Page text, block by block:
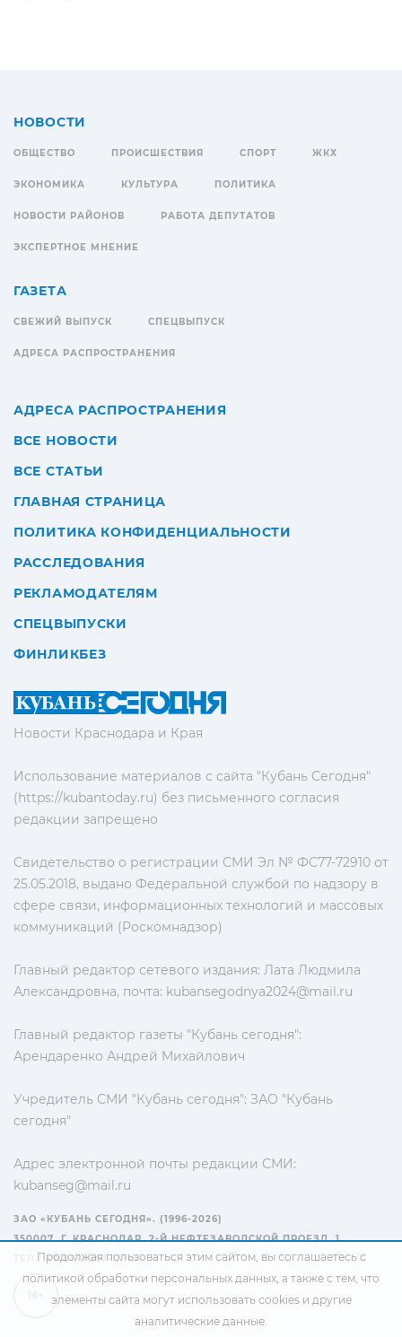
Новости Краснодара и Края
Использование материалов с сайта "Кубань Сегодня"
(https://kubantoday.ru) без письменного согласия
редакции запрещено
Свидетельство о регистрации СМИ Эл № ФС77-72910 от
25.05.2018, выдано Федеральной службой по надзору в
сфере связи, информационных технологий и массовых
коммуникаций (Роскомнадзор)
Главный редактор сетевого издания: Лата Людмила
Александровна, почта: kubansegodnya2024@mail.ru
Главный редактор газеты "Кубань сегодня":
Арендаренко Андрей Михайлович
Учредитель СМИ "Кубань сегодня": ЗАО "Кубань
сегодня"
Адрес электронной почты редакции СМИ:
kubanseg@mail.ru
НОВОСТИ
ОБЩЕСТВО ПРОИСШЕСТВИЯ СПОРТ ЖКХ
ЭКОНОМИКА КУЛЬТУРА ПОЛИТИКА
НОВОСТИ РАЙОНОВ РАБОТА ДЕПУТАТОВ
ЭКСПЕРТНОЕ МНЕНИЕ
ГАЗЕТА
СВЕЖИЙ ВЫПУСК СПЕЦВЫПУСК
АДРЕСА РАСПРОСТРАНЕНИЯ
АДРЕСА РАСПРОСТРАНЕНИЯ
ВСЕ НОВОСТИ
ВСЕ СТАТЬИ
ГЛАВНАЯ СТРАНИЦА
ПОЛИТИКА КОНФИДЕНЦИАЛЬНОСТИ
РАССЛЕДОВАНИЯ
РЕКЛАМОДАТЕЛЯМ
СПЕЦВЫПУСКИ
ФИНЛИКБЕЗ
ЗАО «КУБАНЬ СЕГОДНЯ». (1996-2026)
350007, Г. КРАСНОДАР, 2-Й НЕФТЕЗАВОДСКОЙ ПРОЕЗД, 1
ТЕЛ.: +7(861) 267-15-15
Продолжая пользоваться этим сайтом, вы соглашаетесь с
политикой обработки персональных данных, а также с тем, что
элементы сайта могут использовать cookies и другие
аналитические данные.